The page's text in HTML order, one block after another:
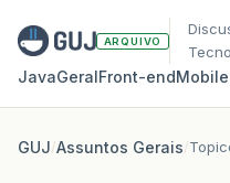
ARQUIVO
JavaGeralFront‑endMobile
GUJ/Assuntos Gerais/